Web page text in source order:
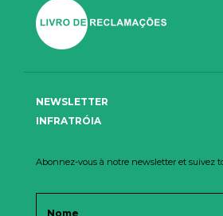
NEWSLETTER
INFRATRÓIA
Abonnez-vous à notre newsletter et suivez